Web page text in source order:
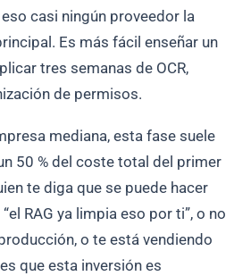
casi ningún proveedor la
Es más fácil enseñar un
tres semanas de OCR,
de permisos.
mediana, esta fase suele
50 % del coste total del primer
te diga que se puede hacer
RAG ya limpia eso por ti”, o no
o te está vendiendo
que esta inversión es